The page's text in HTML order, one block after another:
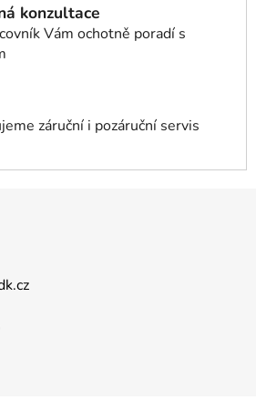
k
y
i
s
konzultace
Vám ochotně poradí s
záruční i pozáruční servis